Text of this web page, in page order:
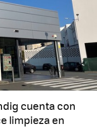
cuenta con
limpieza en